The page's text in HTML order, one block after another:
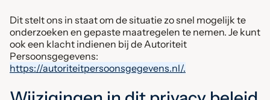
Dit stelt ons in staat om de situatie zo snel mogelijk te
onderzoeken en gepaste maatregelen te nemen. Je kunt
ook een klacht indienen bij de Autoriteit
Persoonsgegevens:
https://autoriteitpersoonsgegevens.nl/.